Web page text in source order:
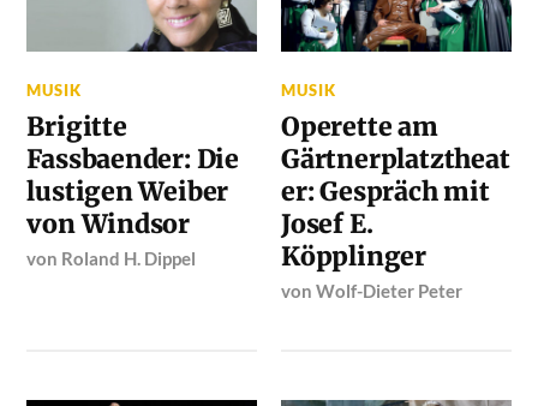
MUSIK
Brigitte
Fassbaender: Die
lustigen Weiber
von Windsor
von Roland H. Dippel
MUSIK
Operette am
Gärtnerplatztheat
er: Gespräch mit
Josef E.
Köpplinger
vonWolf-Dieter Peter